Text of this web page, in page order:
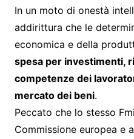
In un moto di onestà
addirittura che le
economica e della
spesa per investimenti,
competenze dei
mercato dei beni.
Peccato che lo stesso
Commissione europea e